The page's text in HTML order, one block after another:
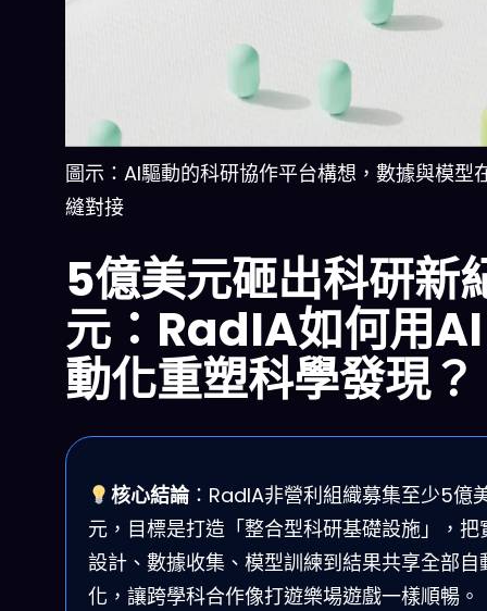
圖示：AI驅動的科研協作平台構想，數據與模型
縫對接
5億美元砸出科研新
元：RadIA如何用
動化重塑科學發現？
核心結論：RadIA非營利組織募集至少5億
元，目標是打造「整合型科研基礎設施」，把
設計、數據收集、模型訓練到結果共享全部自
化，讓跨學科合作像打遊樂場遊戲一樣順暢。